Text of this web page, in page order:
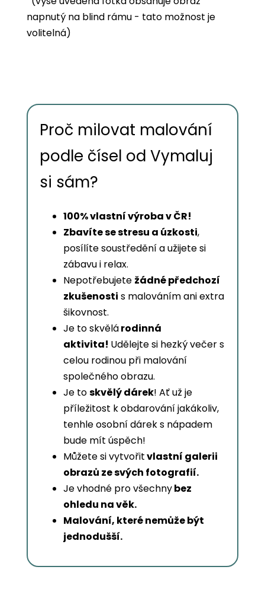
napnutý na blind rámu - tato možnost je
volitelná)
Proč milovat malování
podle čísel od Vymaluj
si sám?
100% vlastní výroba v ČR!
Zbavíte se stresu a úzkosti,
posílíte soustředění a užijete si
zábavu i relax.
Nepotřebujete žádné předchozí
zkušenosti s malováním ani extra
šikovnost.
Je to skvělárodinná
aktivita! Udělejte si hezký večer s
celou rodinou při malování
společného obrazu.
Je toskvělý dárek! Ať už je
příležitost k obdarování jakákoliv,
tenhle osobní dárek s nápadem
bude mít úspěch!
Můžete si vytvořitvlastní galerii
obrazů ze svých fotografií.
Je vhodné pro všechnybez
ohledu na věk.
Malování, které nemůže být
jednodušší.